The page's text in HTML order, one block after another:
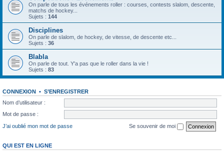
On parle de tous les événements roller : courses, contests slalom, descente,
matchs de hockey...
Sujets : 144
Disciplines
On parle de slalom, de hockey, de vitesse, de descente etc...
Sujets : 36
Blabla
On parle de tout. Y'a pas que le roller dans la vie !
Sujets : 83
CONNEXION • S’ENREGISTRER
Nom d’utilisateur :
Mot de passe :
J’ai oublié mon mot de passe
Se souvenir de moi
QUI EST EN LIGNE